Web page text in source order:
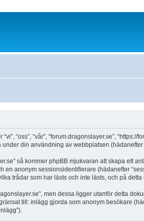
“oss”, “vår”, “forum.dragonslayer.se”,
under din användning av webbplatsen (hädanefter
så kommer phpBB mjukvaran att skapa ett
anonym sessionsidentifierare (hädanefter
trådar som har lästs och inte lästs, och på
men dessa ligger utanför detta
till: inlägg gjorda som anonym besökare